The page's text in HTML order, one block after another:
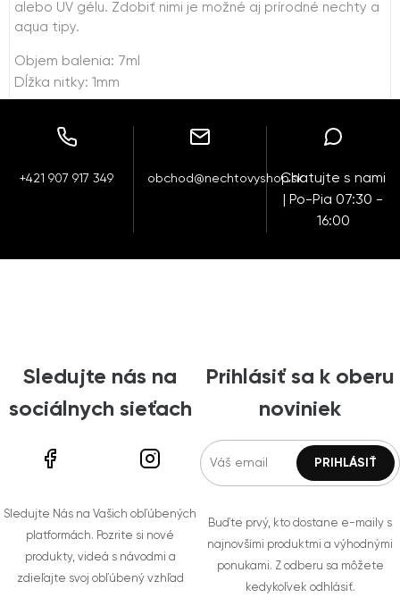
alebo UV gélu. Zdobiť nimi je možné aj prírodné nechty a
aqua tipy.
Objem balenia: 7ml
Dĺžka nitky: 1mm
+421 907 917 349 obchod@nechtovyshop.skChatujte s nami
| Po-Pia 07:30 -
16:00
Sledujte nás na
sociálnych sieťach
Sledujte Nás na Vašich obľúbených
platformách. Pozrite si nové
produkty, videá s návodmi a
zdieľajte svoj obľúbený vzhľad
Prihlásiť sa k oberu
noviniek
Buďte prvý, kto dostane e-maily s
najnovšími produktmi a výhodnými
ponukami. Z odberu sa môžete
kedykoľvek odhlásiť.